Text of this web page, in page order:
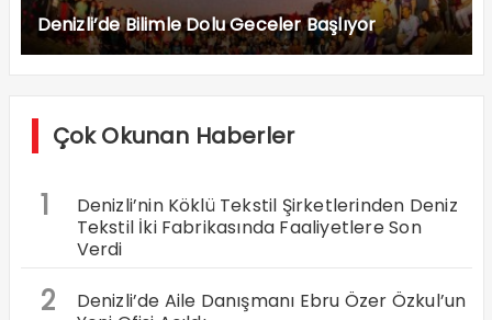
Denizli’de Bilimle Dolu Geceler Başlıyor
Çok Okunan Haberler
1
Denizli’nin Köklü Tekstil Şirketlerinden Deniz
Tekstil İki Fabrikasında Faaliyetlere Son
Verdi
2
Denizli’de Aile Danışmanı Ebru Özer Özkul’un